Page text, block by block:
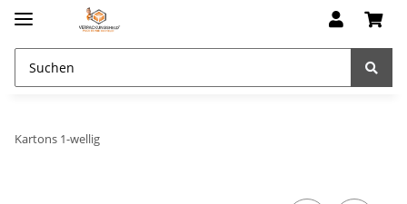
Kartons 1-wellig